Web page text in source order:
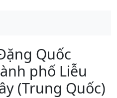
Quốc
phố Liễu
(Trung Quốc)